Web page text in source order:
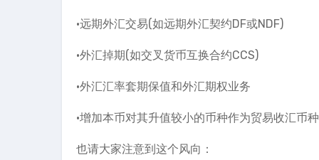
·远期外汇交易(如远期外汇契约DF或NDF)
·外汇掉期(如交叉货币互换合约CCS)
·外汇汇率套期保值和外汇期权业务
·增加本币对其升值较小的币种作为贸易收汇币
也请大家注意到这个风向：